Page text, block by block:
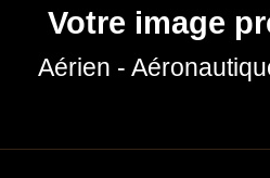
Votre image
Aérien -